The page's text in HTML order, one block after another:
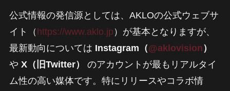
公式情報の発信源としては、AKLOの公式ウェブサ
イト（ https://www.aklo.jp ）が基本となりますが、
最新動向については Instagram（@aklovision）
や X（旧Twitter）
のアカウントが最もリアルタイ
ム性の高い媒体です。特にリリースやコラボ情